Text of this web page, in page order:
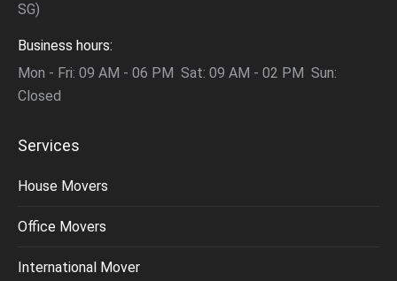
SG)
Business hours:
Mon - Fri: 09 AM - 06 PM Sat: 09 AM - 02 PM Sun:
Closed
Services
House Movers
Office Movers
International Mover